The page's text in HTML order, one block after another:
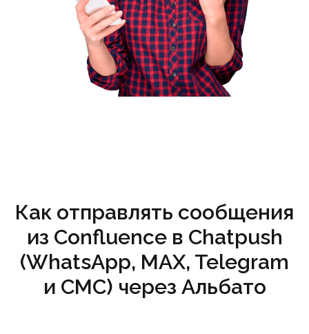
Как отправлять сообщения
из Confluence в Chatpush
(WhatsApp, MAX, Telegram
и СМС) через Альбато